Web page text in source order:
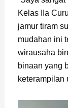
Kelas IIa
jamur tiram
mudahan ini
wirausaha
binaan yang
keterampilan